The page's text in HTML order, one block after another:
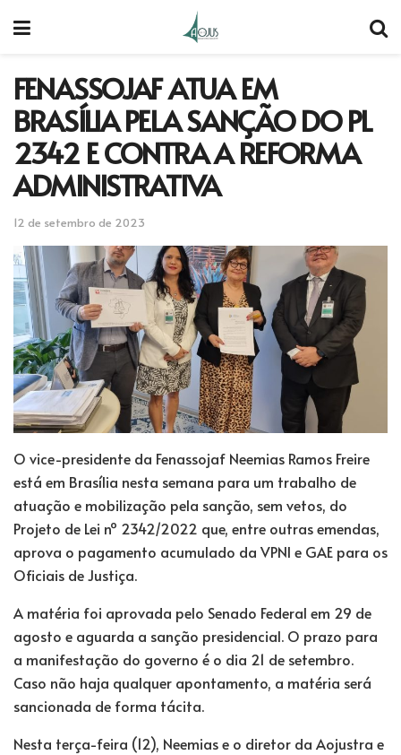
FENASSOJAF ATUA EM
BRASÍLIA PELA SANÇÃO DO PL
2342 E CONTRA A REFORMA
ADMINISTRATIVA
12 de setembro de 2023
O vice-presidente da Fenassojaf Neemias Ramos Freire
está em Brasília nesta semana para um trabalho de
atuação e mobilização pela sanção, sem vetos, do
Projeto de Lei nº 2342/2022 que, entre outras emendas,
aprova o pagamento acumulado da VPNI e GAE para os
Oficiais de Justiça.
A matéria foi aprovada pelo Senado Federal em 29 de
agosto e aguarda a sanção presidencial. O prazo para
a manifestação do governo é o dia 21 de setembro.
Caso não haja qualquer apontamento, a matéria será
sancionada de forma tácita.
Nesta terça-feira (12), Neemias e o diretor da Aojustra e